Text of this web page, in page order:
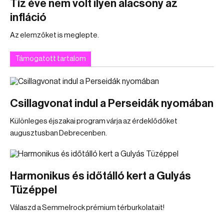
Tíz éve nem volt ilyen alacsony az
infláció
Az elemzőket is meglepte.
Támogatott tartalom
Csillagvonat indul a Perseidák nyomában
Különleges éjszakai program várja az érdeklődőket
augusztusban Debrecenben.
Harmonikus és időtálló kert a Gulyás
Tüzéppel
Válaszd a Semmelrock prémium térburkolatait!